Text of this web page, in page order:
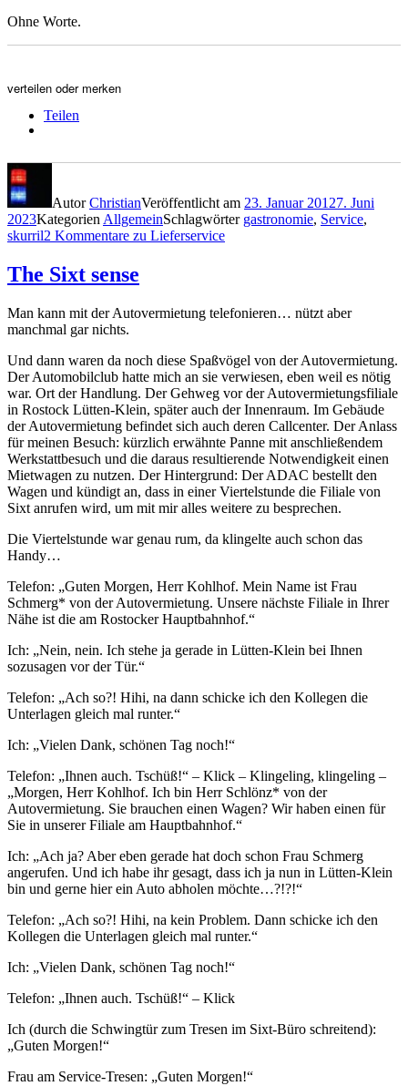
Ohne Worte.
verteilen oder merken
Teilen
AutorChristianVeröffentlicht am 23. Januar 20127. Juni
2023Kategorien AllgemeinSchlagwörter gastronomie, Service,
skurril2 Kommentare zu Lieferservice
The Sixt sense
Man kann mit der Autovermietung telefonieren… nützt aber
manchmal gar nichts.
Und dann waren da noch diese Spaßvögel von der Autovermietung.
Der Automobilclub hatte mich an sie verwiesen, eben weil es nötig
war. Ort der Handlung. Der Gehweg vor der Autovermietungsfiliale
in Rostock Lütten-Klein, später auch der Innenraum. Im Gebäude
der Autovermietung befindet sich auch deren Callcenter. Der Anlass
für meinen Besuch: kürzlich erwähnte Panne mit anschließendem
Werkstattbesuch und die daraus resultierende Notwendigkeit einen
Mietwagen zu nutzen. Der Hintergrund: Der ADAC bestellt den
Wagen und kündigt an, dass in einer Viertelstunde die Filiale von
Sixt anrufen wird, um mit mir alles weitere zu besprechen.
Die Viertelstunde war genau rum, da klingelte auch schon das
Handy…
Telefon: „Guten Morgen, Herr Kohlhof. Mein Name ist Frau
Schmerg* von der Autovermietung. Unsere nächste Filiale in Ihrer
Nähe ist die am Rostocker Hauptbahnhof.“
Ich: „Nein, nein. Ich stehe ja gerade in Lütten-Klein bei Ihnen
sozusagen vor der Tür.“
Telefon: „Ach so?! Hihi, na dann schicke ich den Kollegen die
Unterlagen gleich mal runter.“
Ich: „Vielen Dank, schönen Tag noch!“
Telefon: „Ihnen auch. Tschüß!“ – Klick – Klingeling, klingeling –
„Morgen, Herr Kohlhof. Ich bin Herr Schlönz* von der
Autovermietung. Sie brauchen einen Wagen? Wir haben einen für
Sie in unserer Filiale am Hauptbahnhof.“
Ich: „Ach ja? Aber eben gerade hat doch schon Frau Schmerg
angerufen. Und ich habe ihr gesagt, dass ich ja nun in Lütten-Klein
bin und gerne hier ein Auto abholen möchte…?!?!“
Telefon: „Ach so?! Hihi, na kein Problem. Dann schicke ich den
Kollegen die Unterlagen gleich mal runter.“
Ich: „Vielen Dank, schönen Tag noch!“
Telefon: „Ihnen auch. Tschüß!“ – Klick
Ich (durch die Schwingtür zum Tresen im Sixt-Büro schreitend):
„Guten Morgen!“
Frau am Service-Tresen: „Guten Morgen!“